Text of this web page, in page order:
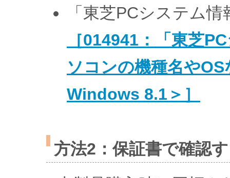
「東芝PCシステム
［014941：「東芝
ソコンの機種名や
Windows 8.1＞］
方法2：保証書で確認